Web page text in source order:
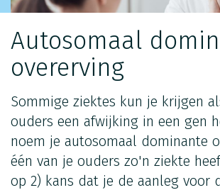
Autosomaal
overerving
Sommige ziektes kun je krijgen
ouders een afwijking in een gen
noem je autosomaal dominante
één van je ouders zo'n ziekte
op 2) kans dat je de aanleg voor